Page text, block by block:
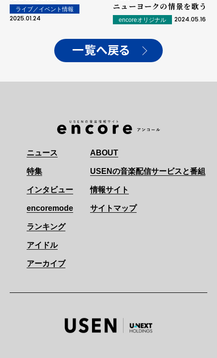
ライブ／イベント情報
2025.01.24
ニューヨークの情景を歌う
encoreオリジナル 2024.05.16
一覧へ戻る
ニュース
特集
インタビュー
encoremode
ランキング
アイドル
アーカイブ
ABOUT
USENの音楽配信サービスと番組
情報サイト
サイトマップ